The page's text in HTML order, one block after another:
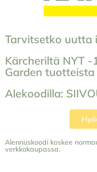
Tarvitsetko uutta
Kärcheriltä NYT -
Garden tuotteista
Alekoodilla:
Alennuskoodi koskee
verkkokaupassa.